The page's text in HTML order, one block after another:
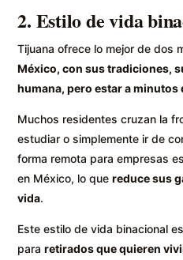
2. Estilo de vida
Tijuana ofrece lo mejor de dos
México, con sus tradiciones,
humana, pero estar a minutos
Muchos residentes cruzan la
estudiar o simplemente ir de
forma remota para empresas
en México, lo quereduce sus
vida.
Este estilo de vida binacional
pararetirados que quieren